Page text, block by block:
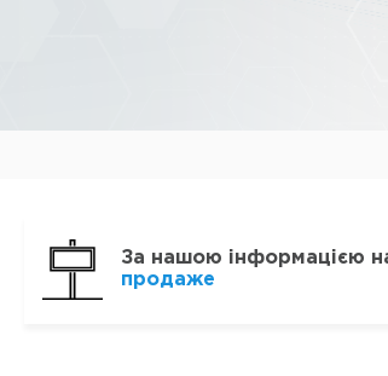
За нашою інформацією
продаже